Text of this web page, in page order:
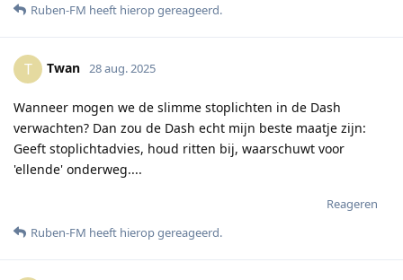
Ruben-FM heeft hierop gereageerd.
T Twan 28 aug. 2025
Wanneer mogen we de slimme stoplichten in de Dash
verwachten? Dan zou de Dash echt mijn beste maatje zijn:
Geeft stoplichtadvies, houd ritten bij, waarschuwt voor
'ellende' onderweg....
Reageren
Ruben-FM heeft hierop gereageerd.